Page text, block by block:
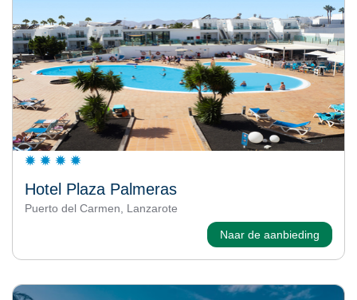
Hotel Plaza Palmeras
Puerto del Carmen, Lanzarote
Naar de aanbieding